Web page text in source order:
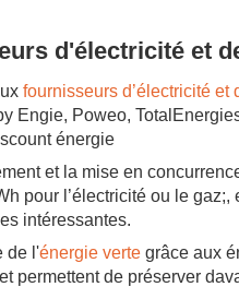
d'électricité et
fournisseurs d’électricité et
Engie, Poweo,
énergie
et la mise en
pour l’électricité ou le gaz;,
intéressantes.
de l'énergie verte grâce aux
permettent de préserver